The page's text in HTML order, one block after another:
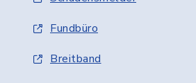
Fundbüro
Breitband